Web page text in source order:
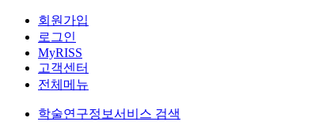
회원가입
로그인
MyRISS
고객센터
전체메뉴
학술연구정보서비스 검색